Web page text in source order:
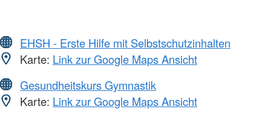
EHSH - Erste Hilfe mit Selbstschutzinhalten
Karte: Link zur Google Maps Ansicht
Gesundheitskurs Gymnastik
Karte: Link zur Google Maps Ansicht